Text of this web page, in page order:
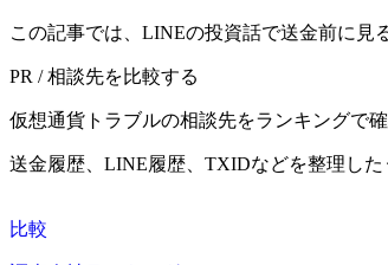
この記事では、LINEの投資話で送金前に見
PR / 相談先を比較する
仮想通貨トラブルの相談先をランキングで
送金履歴、LINE履歴、TXIDなどを整理した
比較